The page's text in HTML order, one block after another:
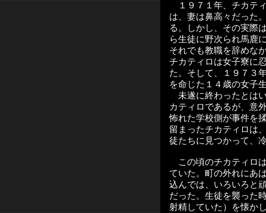
１９７１年、チカテ
は、妻は鼻高々だった
る。しかし、その実際
ら生徒に野次られ馬鹿
それでも教職を辞めな
チカティロは女子寮に
た。そして、１９７３
を命じた１４歳の女子
未遂に終わったとは
カティロであるが、意
怖れた学校側が事件を
留まったチカティロは
徒たちに見つかって、
この頃のチカティロ
ていた。町の外れにあ
込んでは、いろいろと
だった。生徒を襲った
射精していた）を懐か